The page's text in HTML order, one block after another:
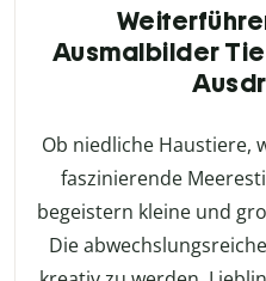
Ausmalbilder
Ob niedliche Haustiere,
faszinierende
begeistern kleine und
Die